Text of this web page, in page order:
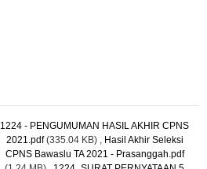
1224 - PENGUMUMAN HASIL AKHIR CPNS
2021.pdf (335.04 KB) , Hasil Akhir Seleksi
CPNS Bawaslu TA 2021 - Prasanggah.pdf